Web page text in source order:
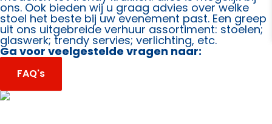
ons. Ook bieden wij u graag advies over welke
stoel het beste bij uw evenement past. Een greep
uit ons uitgebreide verhuur assortiment: stoelen;
glaswerk; trendy servies; verlichting, etc.
Ga voor veelgestelde vragen naar:
FAQ's